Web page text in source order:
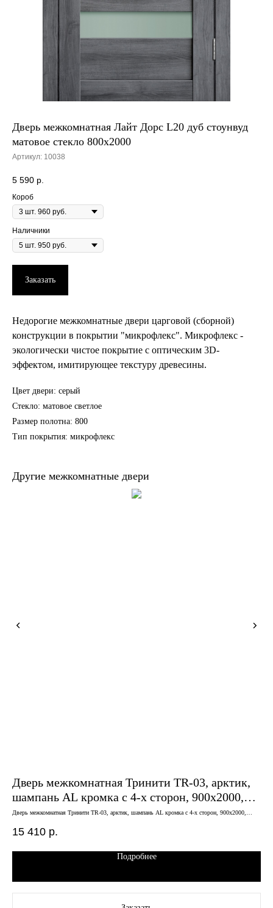
Дверь межкомнатная Лайт Дорс L20 дуб стоунвуд
матовое стекло 800х2000
Артикул: 10038
5 590 р.
Короб
Наличники
Заказать
Недорогие межкомнатные двери царговой (сборной)
конструкции в покрытии "микрофлекс". Микрофлекс -
экологически чистое покрытие с оптическим 3D-
эффектом, имитирующее текстуру древесины.
Цвет двери: серый
Стекло: матовое светлое
Размер полотна: 800
Тип покрытия: микрофлекс
Другие межкомнатные двери
Дверь межкомнатная Тринити TR-03, арктик,
шампань AL кромка с 4-х сторон, 900х2000,
замок магнитный в комплекте
Дверь межкомнатная Тринити TR-03, арктик, шампань AL кромка с 4-х сторон, 900х2000,
15 410 р.
Подробнее